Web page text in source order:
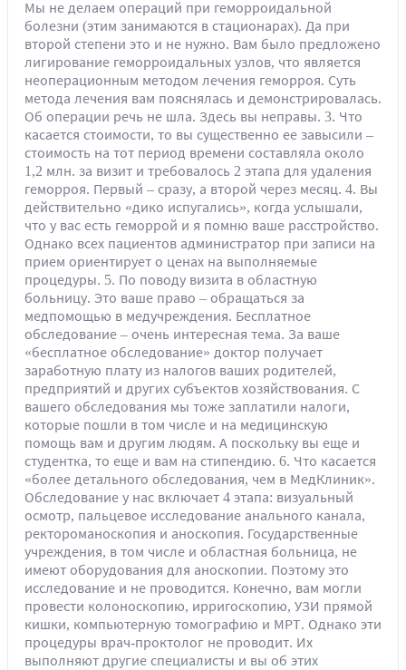
Мы не делаем операций при геморроидальной
болезни (этим занимаются в стационарах). Да при
второй степени это и не нужно. Вам было предложено
лигирование геморроидальных узлов, что является
неоперационным методом лечения геморроя. Суть
метода лечения вам пояснялась и демонстрировалась.
Об операции речь не шла. Здесь вы неправы. 3. Что
касается стоимости, то вы существенно ее завысили –
стоимость на тот период времени составляла около
1,2 млн. за визит и требовалось 2 этапа для удаления
геморроя. Первый – сразу, а второй через месяц. 4. Вы
действительно «дико испугались», когда услышали,
что у вас есть геморрой и я помню ваше расстройство.
Однако всех пациентов администратор при записи на
прием ориентирует о ценах на выполняемые
процедуры. 5. По поводу визита в областную
больницу. Это ваше право – обращаться за
медпомощью в медучреждения. Бесплатное
обследование – очень интересная тема. За ваше
«бесплатное обследование» доктор получает
заработную плату из налогов ваших родителей,
предприятий и других субъектов хозяйствования. С
вашего обследования мы тоже заплатили налоги,
которые пошли в том числе и на медицинскую
помощь вам и другим людям. А поскольку вы еще и
студентка, то еще и вам на стипендию. 6. Что касается
«более детального обследования, чем в МедКлиник».
Обследование у нас включает 4 этапа: визуальный
осмотр, пальцевое исследование анального канала,
ректороманоскопия и аноскопия. Государственные
учреждения, в том числе и областная больница, не
имеют оборудования для аноскопии. Поэтому это
исследование и не проводится. Конечно, вам могли
провести колоноскопию, ирригоскопию, УЗИ прямой
кишки, компьютерную томографию и МРТ. Однако эти
процедуры врач-проктолог не проводит. Их
выполняют другие специалисты и вы об этих